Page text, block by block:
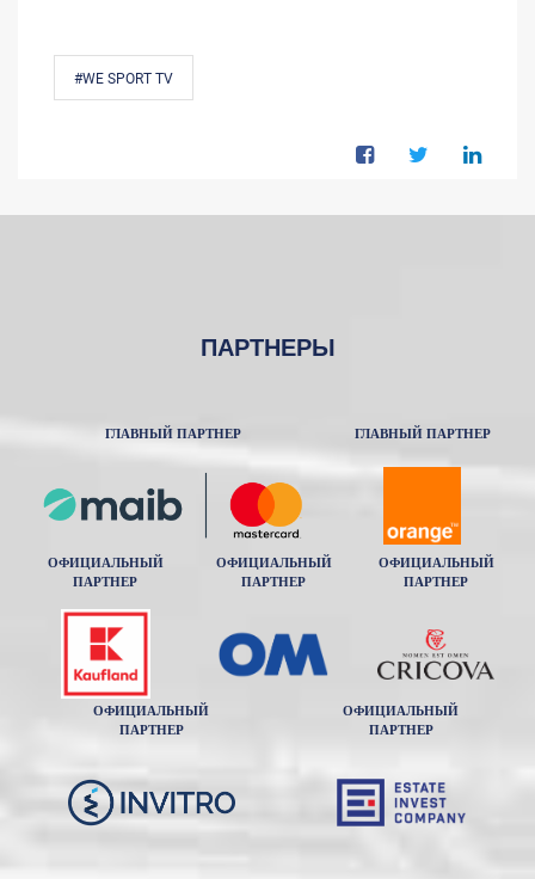
#WE SPORT TV
ПАРТНЕРЫ
ГЛАВНЫЙ ПАРТНЕР ГЛАВНЫЙ ПАРТНЕР
ОФИЦИАЛЬНЫЙ
ПАРТНЕР
ОФИЦИАЛЬНЫЙ
ПАРТНЕР
ОФИЦИАЛЬНЫЙ
ПАРТНЕР
ОФИЦИАЛЬНЫЙ
ПАРТНЕР
ОФИЦИАЛЬНЫЙ
ПАРТНЕР